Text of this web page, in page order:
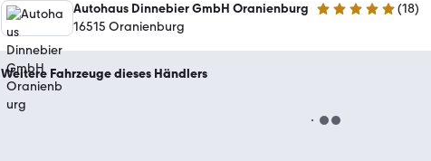
Autohaus Dinnebier GmbH Oranienburg 5 Sterne (18)
16515 Oranienburg
Weitere Fahrzeuge dieses Händlers